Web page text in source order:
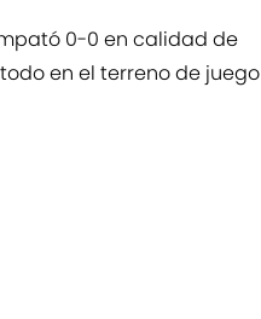
0-0 en calidad de
en el terreno de juego